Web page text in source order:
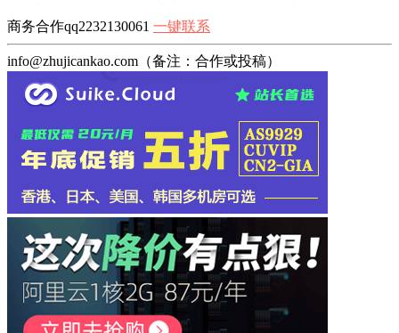
商务合作qq2232130061 一键联系
info@zhujicankao.com（备注：合作或投稿）